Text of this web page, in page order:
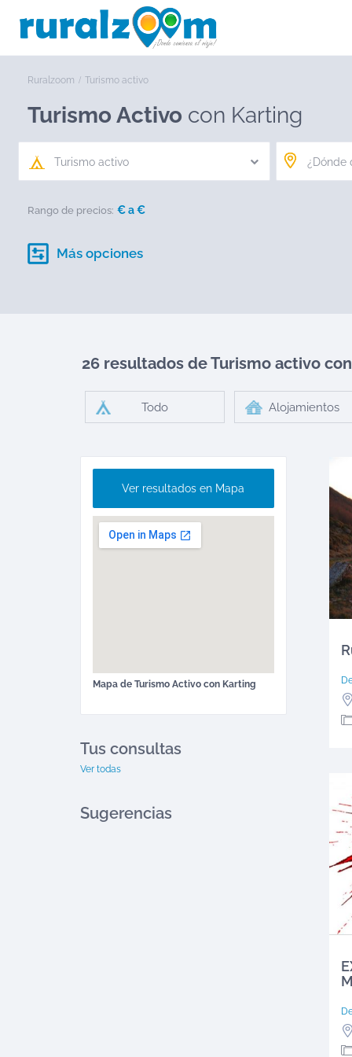
Ruralzoom Turismo activo
Turismo Activo con Karting
Turismo activo
Rango de precios: € a€
Más opciones
26 resultados de Turismo activo
Todo Alojamientos
Ver resultados en Mapa
Mapa de Turismo Activo con Karting
Tus consultas
Ver todas
Sugerencias